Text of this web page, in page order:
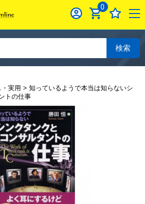
0
検索
実用 > 知っているようで本当は知らないシ
トの仕事